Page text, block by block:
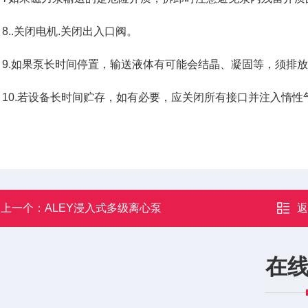
闭电机.关闭出入口阀。
果泵长时间停置，输送液体有可能会结晶、凝固等，须排
设备长时间贮存，如有必要，应关闭所有接口并注入惰性
上一个： ALEY浸入式多级离心泵
在